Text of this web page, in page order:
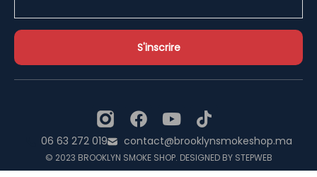
© 2023 BROOKLYN SMOKE SHOP. DESIGNED BY STEPWEB
06 63 272 019 contact@brooklynsmokeshop.ma